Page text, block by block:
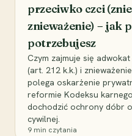
przeciwko czci
znieważenie) – jak
potrzebujesz
Czym zajmuje się
(art. 212 k.k.) i
polega oskarżenie
reformie Kodeksu
dochodzić ochrony dóbr
cywilnej.
9 min czytania